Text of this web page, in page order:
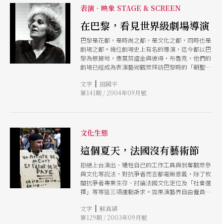
理論，使表演融匯了多元文 化，演員在訓練裡認
識異文化，也因為學習異文化而更認識自己，然後
轉化為自己在劇場裡的創造性。 莫努虛金和尤金
諾．芭芭都從異文化裡去認識世界，再找到自己的
位置。但如果沒有被一個更開闊的環境接納，這條
戲劇的路會走得更辛苦。 閱 讀這一期由李立亨與
彭雅玲兩位劇場人所寫的關於尤金諾．芭芭與他所
創立的「國際劇場人類學學校」，對於尤金諾其人
但我依然不太滿足於這樣高山仰止式的文章，特別
去注意到，為什麼這樣一個小規模、當年也還未見
藝者、求道者及國際劇場大師們從此絡繹不絕來
到。 我 去查看赫斯特堡的資訊，赫然發現這個以
工業及貿易為主的丹麥西邊的小城市，面積比台北
市略大，人口卻只比恆春鎮略多，卻在三十多年前
就開始進行文化扎根的 基礎工程，六○年代赫斯
特堡市長認為，藝術應該在街角而不僅在只有假日
才有人潮的博物館而已，購入瑞士超現實雕刻家賈
克梅第（Alberto Giacometti）的作品當作街角的
到各種雕塑藝術品；而除了歐丁之外，赫斯特堡還
擁有丹麥最優秀的芭 蕾舞學校及音樂學院，這裡
表演．映象 STAGE & SCREEN
在巴黎，看見世界級劇場導演
巴黎是花都，是時尚之都，是文化之都，同時也是
劇場之都。幾位劇場史上有名的導演，迄今都以巴
黎為根據地，像莫努虛金與彼得‧布魯克，他們的
劇場已經成為表演藝術觀眾拜訪巴黎時的「朝聖之
文字 | 田國平
第141期 / 2004年09月號
文化生態
這個夏天，法國沒有藝術節
拒絕上台演出、犧牲自己的工作工具與剝奪觀眾參
與文化等說法，對抗爭者而言都毫無意義，除了攸
關抗爭者專業生存、討論法國文化定位及「社會選
擇」等等這三項運動訴求。如果演藝界自由僱員沒
工，大幅度提高了藝術和文化在傳播媒體上的能見
度，並揭露了社會藝術和文化的位置問題。
文字 | 蘇真穎
第129期 / 2003年09月號